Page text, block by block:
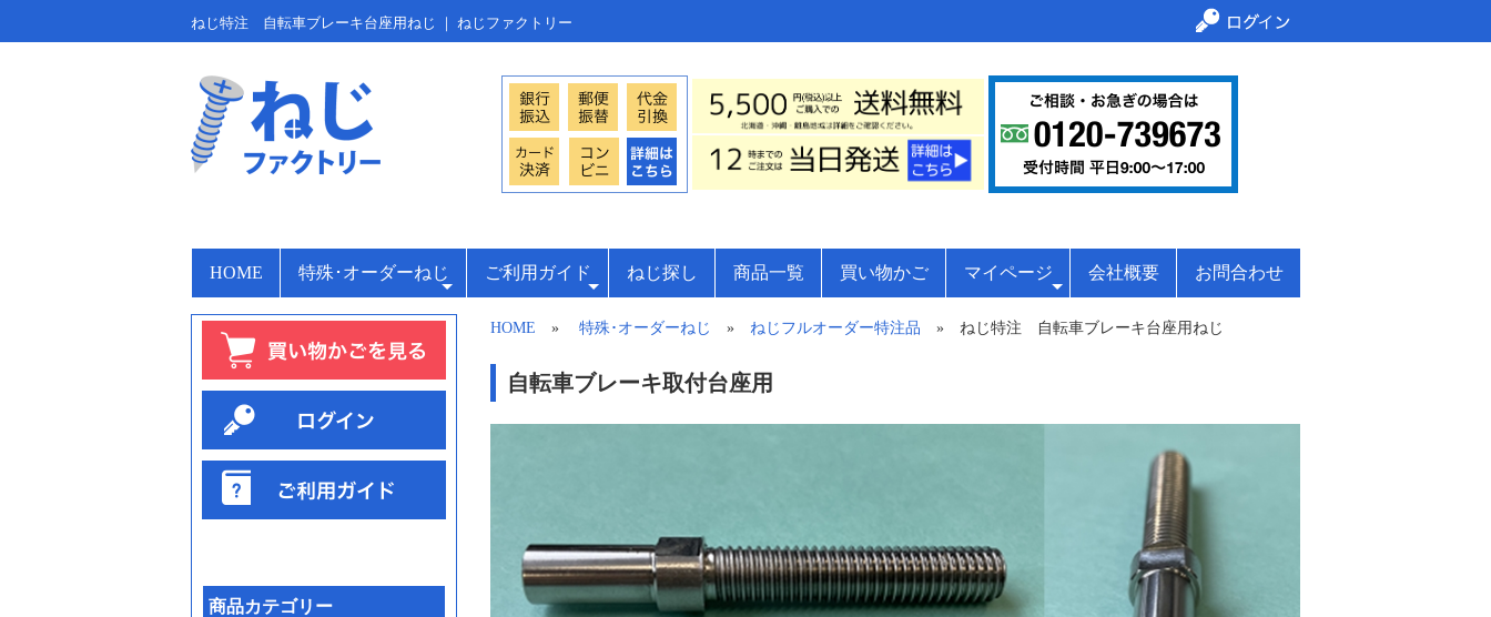
ねじ特注 自転車ブレーキ台座用ねじ ｜ ねじファクトリー
HOME 特殊･オーダーねじ ご利用ガイド ねじ探し 商品一覧 買い物かご マイページ 会社概要 お問合わせ
商品カテゴリー
HOME » 特殊･オーダーねじ » ねじフルオーダー特注品 » ねじ特注 自転車ブレーキ台座用ねじ
自転車ブレーキ取付台座用